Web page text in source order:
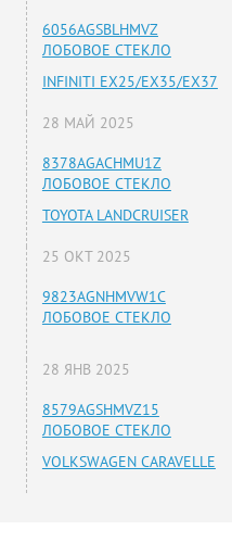
6056AGSBLHMVZ
ЛОБОВОЕ СТЕКЛО
INFINITI EX25/EX35/EX37
28 МАЙ 2025
8378AGACHMU1Z
ЛОБОВОЕ СТЕКЛО
TOYOTA LANDCRUISER
25 ОКТ 2025
9823AGNHMVW1C
ЛОБОВОЕ СТЕКЛО
28 ЯНВ 2025
8579AGSHMVZ15
ЛОБОВОЕ СТЕКЛО
VOLKSWAGEN CARAVELLE